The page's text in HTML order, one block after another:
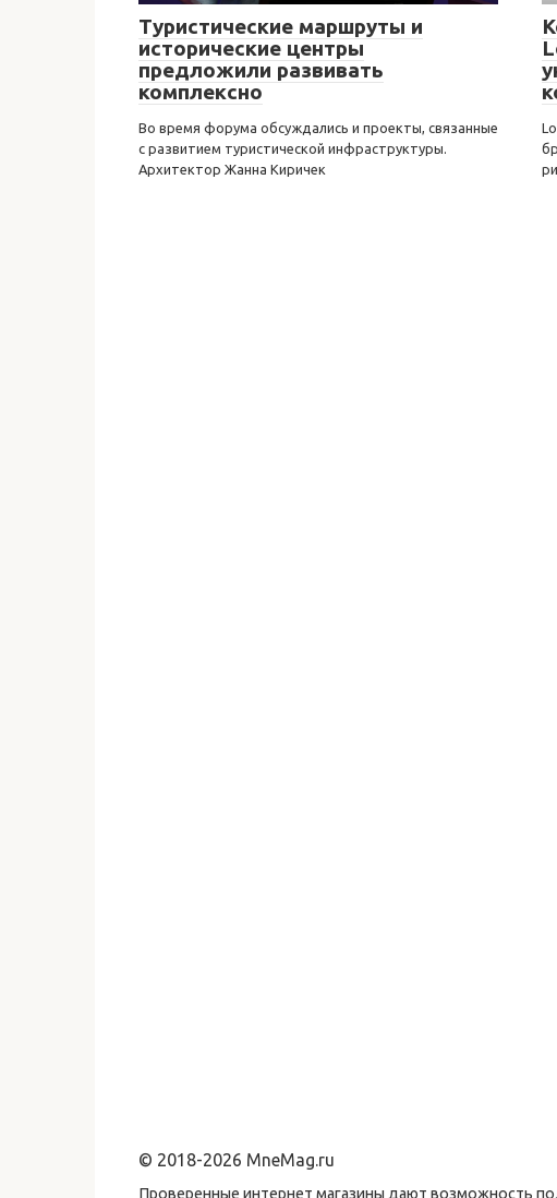
Туристические маршруты и
исторические центры
предложили развивать
комплексно
Во время форума обсуждались и проекты, связанные
с развитием туристической инфраструктуры.
Архитектор Жанна Киричек
© 2018-2026 MneMag.ru
Проверенные интернет магазины дают возможность